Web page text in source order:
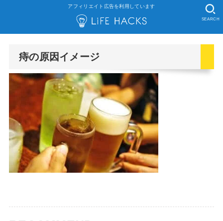
アフィリエイト広告を利用しています
SEARCH
痔の原因イメージ